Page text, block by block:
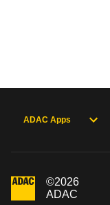
ADAC Apps
©2026
ADAC